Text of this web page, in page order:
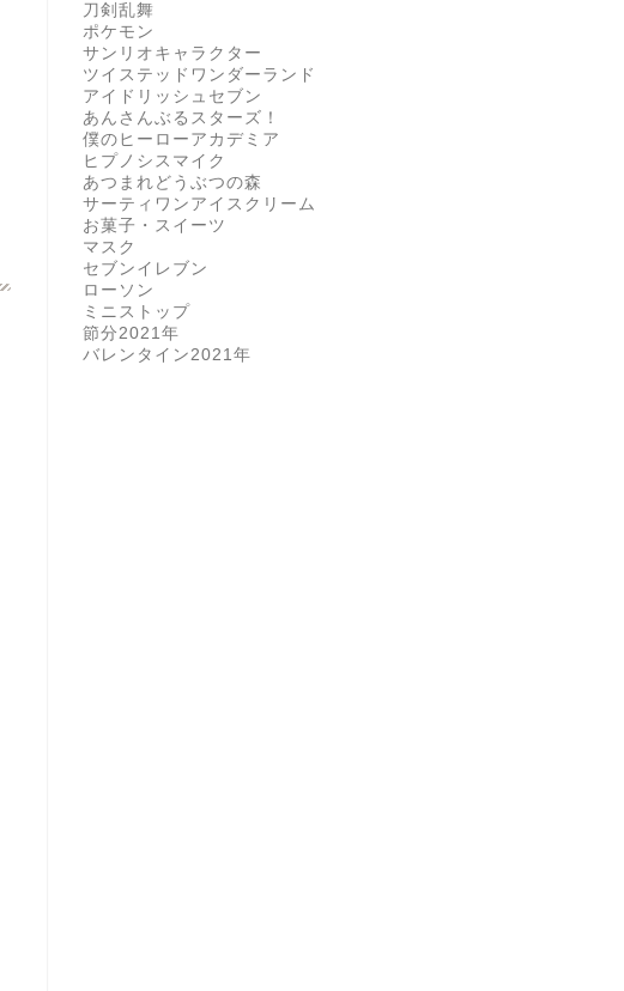
刀剣乱舞
ポケモン
サンリオキャラクター
ツイステッドワンダーランド
アイドリッシュセブン
あんさんぶるスターズ！
僕のヒーローアカデミア
ヒプノシスマイク
あつまれどうぶつの森
サーティワンアイスクリーム
お菓子・スイーツ
マスク
セブンイレブン
ローソン
ミニストップ
節分2021年
バレンタイン2021年